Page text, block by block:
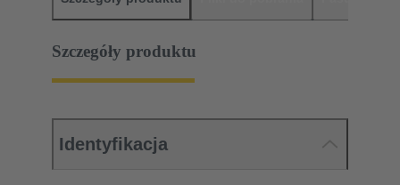
Szczegóły produktu
Identyfikacja